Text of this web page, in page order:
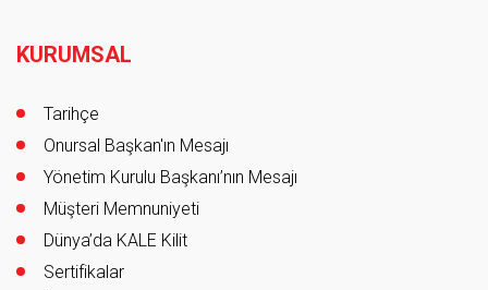
KURUMSAL
Tarihçe
Onursal Başkan'ın Mesajı
Yönetim Kurulu Başkanı’nın Mesajı
Müşteri Memnuniyeti
Dünya’da KALE Kilit
Sertifikalar